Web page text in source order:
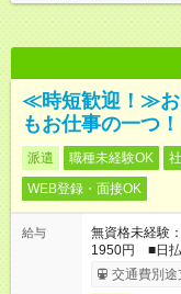
≪時短歓迎！≫お
もお仕事の一つ
派遣 職種未経験OK
WEB登録・面接OK
給与
無資格未経験
1950円 ■日
交通費別途